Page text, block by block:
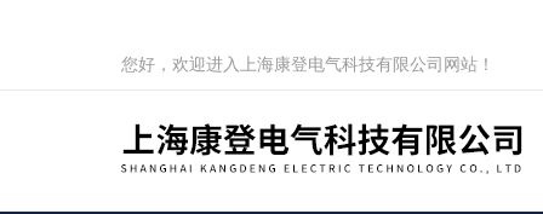
您好，欢迎进入上海康登电气科技有限公司网站！